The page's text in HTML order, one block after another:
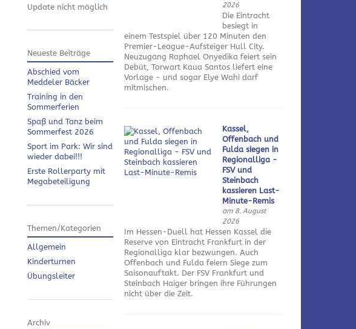
Update nicht möglich
Neueste Beiträge
Abschied vom
Meddeler Bäcker
Training in den
Sommerferien
Spaß und Tanz beim
Sommerfest 2026
Sport im Park: Wir sind
wieder dabei!!!
Erste Rollerparty mit
Megabeteiligung
Themen/Kategorien
Allgemein
Kinderturnen
Übungsleiter
Archiv
2026
Die Eintracht
besiegt in
einem Testspiel über 120 Minuten den
Premier-League-Aufsteiger Hull City.
Neuzugang Raphael Onyedika feiert sein
Debüt, Torwart Kaua Santos liefert eine
Vorlage - und sogar Elye Wahi darf
mitmischen.
Kassel,
Offenbach und
Fulda siegen in
Regionalliga -
FSV und
Steinbach
kassieren Last-
Minute-Remis
am 8. August
2026
Im Hessen-Duell hat Hessen Kassel die
Reserve von Eintracht Frankfurt in der
Regionalliga klar bezwungen. Auch
Offenbach und Fulda feiern Siege zum
Saisonauftakt. Der FSV Frankfurt und
Steinbach Haiger bringen ihre Führungen
nicht über die Zeit.